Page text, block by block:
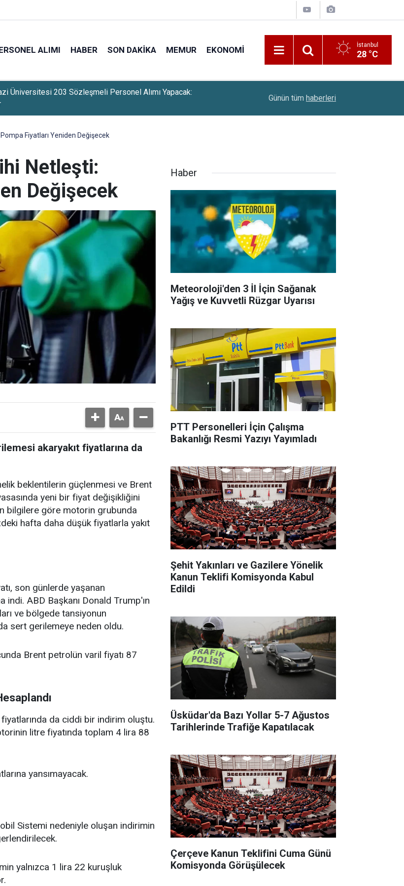
ALIMI HABER SON DAKIKA MEMUR EKONOMI İstanbul
28 °C
Faiz İndirimi Yıl Sonuna Doğru Başlayabilir PTT Personelleri İçin Çalışma Bakanlığı Resmi
Günün tüm haberleri
Fiyatları Yeniden Değişecek
Netleşti:
Değişecek
akaryakıt fiyatlarına da
beklentilerin güçlenmesi ve Brent
yeni bir fiyat değişikliğini
bilgilere göre motorin grubunda
hafta daha düşük fiyatlarla yakıt
son günlerde yaşanan
indi. ABD Başkanı Donald Trump'ın
ve bölgede tansiyonun
sert gerilemeye neden oldu.
Brent petrolün varil fiyatı 87
da ciddi bir indirim oluştu.
litre fiyatında toplam 4 lira 88
yansımayacak.
Sistemi nedeniyle oluşan indirimin
yalnızca 1 lira 22 kuruşluk
Haber
Meteoroloji'den 3 İl İçin Sağanak
Yağış ve Kuvvetli Rüzgar Uyarısı
PTT Personelleri İçin Çalışma
Bakanlığı Resmi Yazıyı Yayımladı
Şehit Yakınları ve Gazilere Yönelik
Kanun Teklifi Komisyonda Kabul
Edildi
Üsküdar'da Bazı Yollar 5-7 Ağustos
Tarihlerinde Trafiğe Kapatılacak
Çerçeve Kanun Teklifini Cuma Günü
Komisyonda Görüşülecek